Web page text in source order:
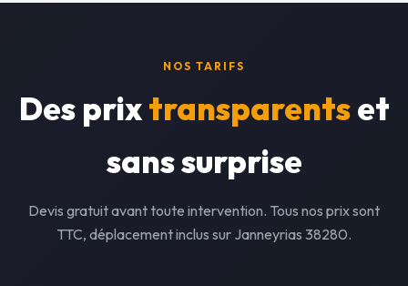
NOS TARIFS
Des prixtransparentset
sans surprise
Devis gratuit avant toute intervention. Tous nos prix sont
TTC, déplacement inclus sur Janneyrias 38280.